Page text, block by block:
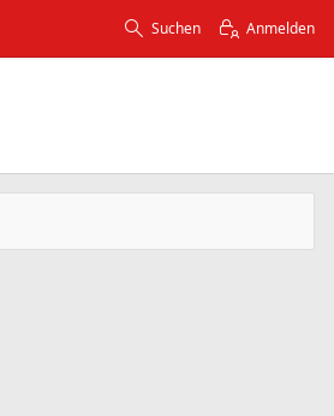
Suchen Anmelden